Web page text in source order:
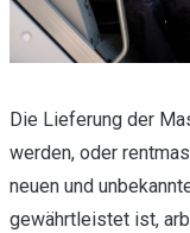
Die Lieferung der
werden, oder
neuen und
gewährtleistet ist,